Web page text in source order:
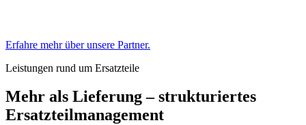
Erfahre mehr über unsere Partner.
Leistungen rund um Ersatzteile
Mehr als Lieferung – strukturiertes
Ersatzteilmanagement